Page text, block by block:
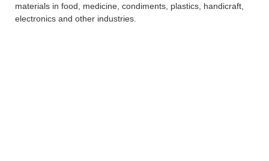
materials in food, medicine, condiments, plastics, handicraft,
electronics and other industries.